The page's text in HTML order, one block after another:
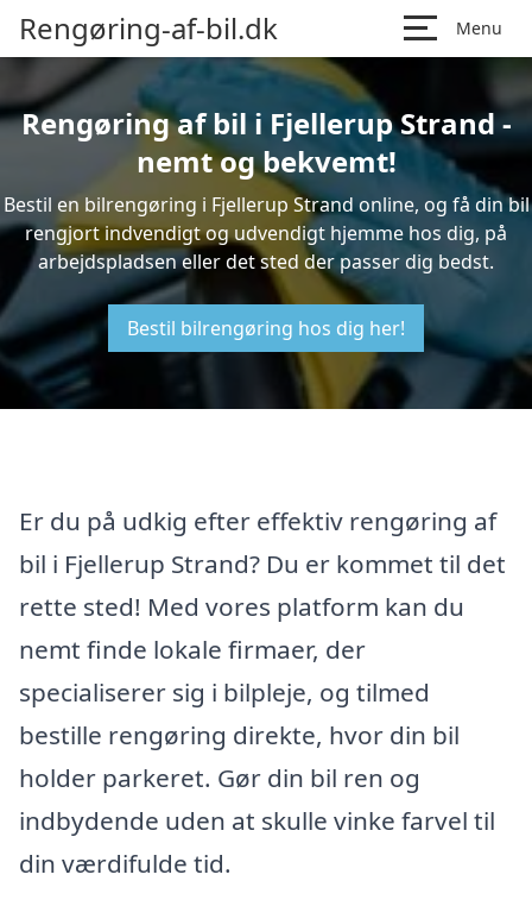
Rengøring-af-bil.dk Menu
Rengøring af bil i Fjellerup Strand -
nemt og bekvemt!
Bestil en bilrengøring i Fjellerup Strand online, og få din bil
rengjort indvendigt og udvendigt hjemme hos dig, på
arbejdspladsen eller det sted der passer dig bedst.
Bestil bilrengøring hos dig her!
Er du på udkig efter effektiv rengøring af
bil i Fjellerup Strand? Du er kommet til det
rette sted! Med vores platform kan du
nemt finde lokale firmaer, der
specialiserer sig i bilpleje, og tilmed
bestille rengøring direkte, hvor din bil
holder parkeret. Gør din bil ren og
indbydende uden at skulle vinke farvel til
din værdifulde tid.